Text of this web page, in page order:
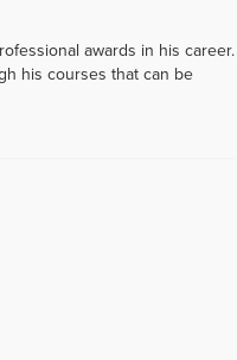
awards in his career.
his courses that can be